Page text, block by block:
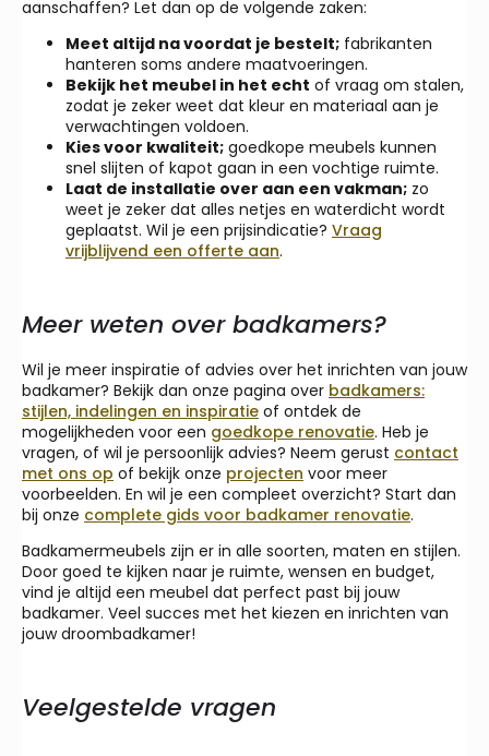
aanschaffen? Let dan op de volgende zaken:
Meet altijd na voordat je bestelt; fabrikanten
hanteren soms andere maatvoeringen.
Bekijk het meubel in het echt of vraag om stalen,
zodat je zeker weet dat kleur en materiaal aan je
verwachtingen voldoen.
Kies voor kwaliteit; goedkope meubels kunnen
snel slijten of kapot gaan in een vochtige ruimte.
Laat de installatie over aan een vakman; zo
weet je zeker dat alles netjes en waterdicht wordt
geplaatst. Wil je een prijsindicatie? Vraag
vrijblijvend een offerte aan.
Meer weten over badkamers?
Wil je meer inspiratie of advies over het inrichten van jouw
badkamer? Bekijk dan onze pagina over badkamers:
stijlen, indelingen en inspiratie of ontdek de
mogelijkheden voor een goedkope renovatie. Heb je
vragen, of wil je persoonlijk advies? Neem gerust contact
met ons op of bekijk onze projecten voor meer
voorbeelden. En wil je een compleet overzicht? Start dan
bij onze complete gids voor badkamer renovatie.
Badkamermeubels zijn er in alle soorten, maten en stijlen.
Door goed te kijken naar je ruimte, wensen en budget,
vind je altijd een meubel dat perfect past bij jouw
badkamer. Veel succes met het kiezen en inrichten van
jouw droombadkamer!
Veelgestelde vragen